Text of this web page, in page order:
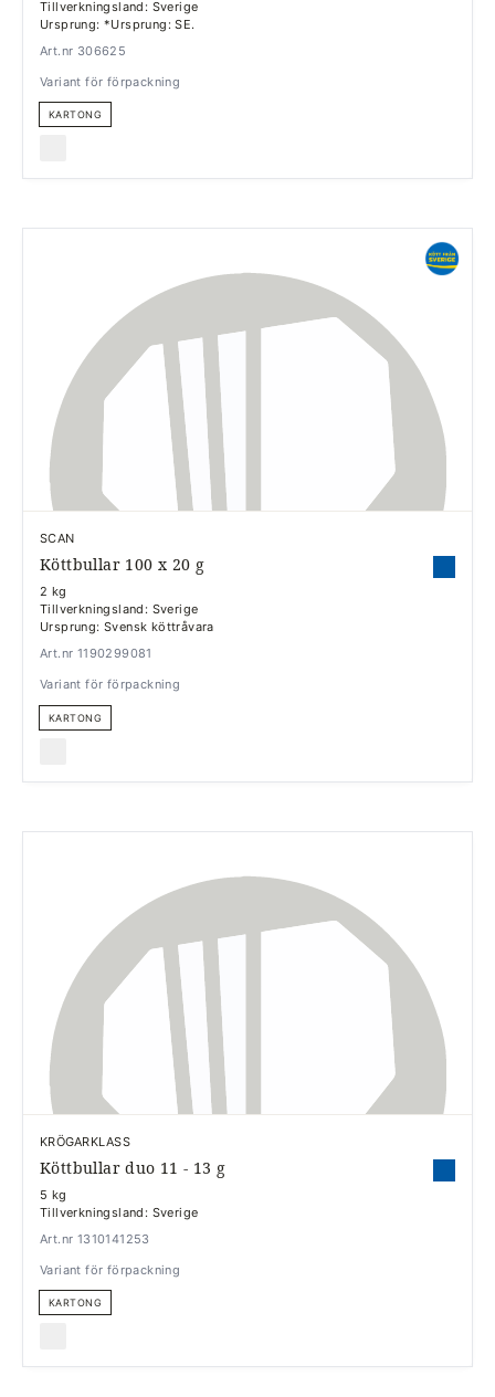
Tillverkningsland: Sverige
Ursprung: *Ursprung: SE.
Art.nr 306625
Variant för förpackning
KARTONG
SCAN
Köttbullar 100 x 20 g
2 kg
Tillverkningsland: Sverige
Ursprung: Svensk köttråvara
Art.nr 1190299081
Variant för förpackning
KARTONG
KRÖGARKLASS
Köttbullar duo 11 - 13 g
5 kg
Tillverkningsland: Sverige
Art.nr 1310141253
Variant för förpackning
KARTONG